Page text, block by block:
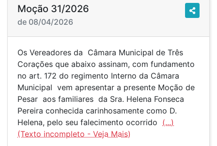
Moção 31/2026
de 08/04/2026
Os Vereadores da Câmara Municipal de Três
Corações que abaixo assinam, com fundamento
no art. 172 do regimento Interno da Câmara
Municipal vem apresentar a presente Moção de
Pesar aos familiares da Sra. Helena Fonseca
Pereira conhecida carinhosamente como D.
Helena, pelo seu falecimento ocorrido (...)